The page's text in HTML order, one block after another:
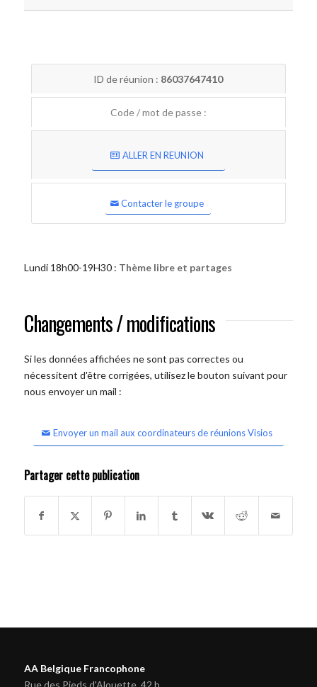
ID de réunion : 86037647410
Code / mot de passe :
ALLER EN REUNION
Contacter le groupe
Lundi 18h00-19H30 : Thème libre et partages
Changements / modifications
Si les données affichées ne sont pas correctes ou
nécessitent d'être corrigées, utilisez le bouton suivant pour
nous envoyer un mail :
Envoyer un mail aux coordinateurs de réunions Visios
Partager cette publication
AA Belgique Francophone
Rue des Pieds d'Alouette, 42 b